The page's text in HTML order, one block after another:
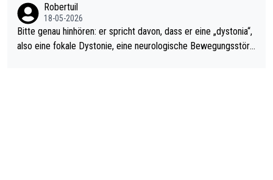
Robertuil
18-05-2026
Bitte genau hinhören: er spricht davon, dass er eine „dystonia“,
also eine fokale Dystonie, eine neurologische Bewegungsstöru